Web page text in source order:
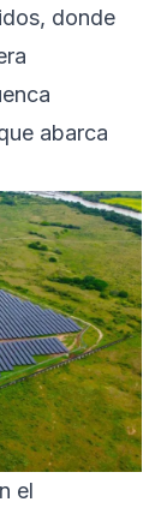
donde
abarca
el